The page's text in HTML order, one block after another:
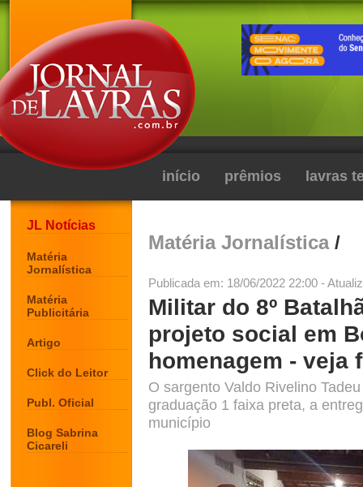
início prêmios lavras
JL Notícias
Matéria
Jornalística
Matéria
Publicitária
Artigo
Click do Leitor
Publ. Oficial
Blog Sabrina
Cicareli
Matéria Jornalística/
Publicada em: 18/06/2022 22:00 -
Militar do 8º
projeto social em
homenagem - veja
O sargento Valdo Rivelino
graduação 1 faixa preta, a
município